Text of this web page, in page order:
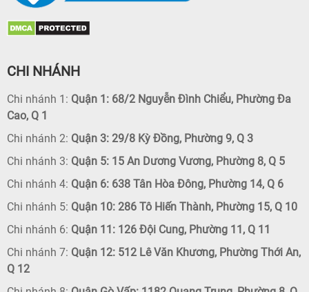
CHI NHÁNH
Chi nhánh 1: Quận 1: 68/2 Nguyễn Đình Chiểu, Phường Đa
Cao, Q 1
Chi nhánh 2: Quận 3: 29/8 Kỳ Đồng, Phường 9, Q 3
Chi nhánh 3: Quận 5: 15 An Dương Vương, Phường 8, Q 5
Chi nhánh 4: Quận 6: 638 Tân Hòa Đông, Phường 14, Q 6
Chi nhánh 5: Quận 10: 286 Tô Hiến Thành, Phường 15, Q 10
Chi nhánh 6: Quận 11: 126 Đội Cung, Phường 11, Q 11
Chi nhánh 7: Quận 12: 512 Lê Văn Khương, Phường Thới An,
Q 12